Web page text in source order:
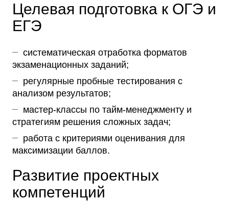
Целевая подготовка к ОГЭ и
ЕГЭ
систематическая отработка форматов
экзаменационных заданий;
регулярные пробные тестирования с
анализом результатов;
мастер-классы по тайм-менеджменту и
стратегиям решения сложных задач;
работа с критериями оценивания для
максимизации баллов.
Развитие проектных
компетенций